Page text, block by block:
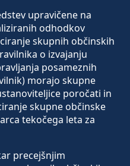
upravičene na
odhodkov
skupnih občinskih
o izvajanju
posameznih
morajo skupne
poročati in
skupne občinske
tekočega leta za
precejšnjim